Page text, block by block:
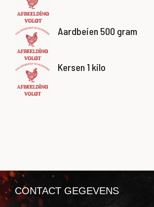
Aardbeien 500 gram
Kersen 1 kilo
CONTACT GEGEVENS